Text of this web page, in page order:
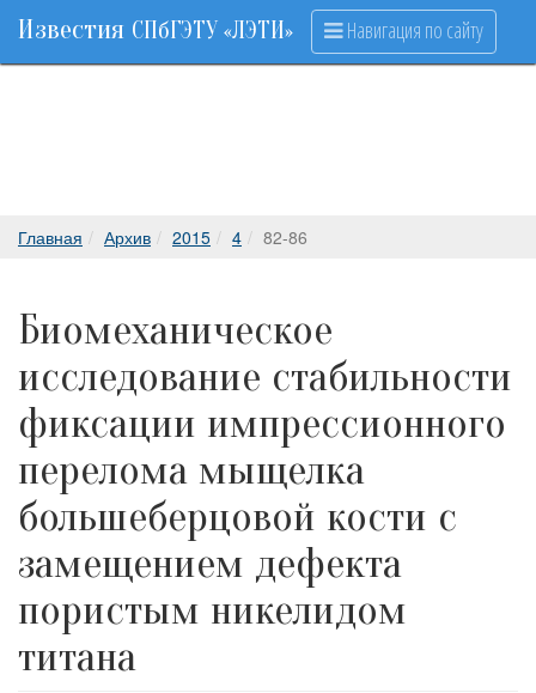
Известия СПбГЭТУ «ЛЭТИ» Навигация по сайту
Главная Архив 2015 4 82-86
Биомеханическое
исследование стабильности
фиксации импрессионного
перелома мыщелка
большеберцовой кости с
замещением дефекта
пористым никелидом
титана